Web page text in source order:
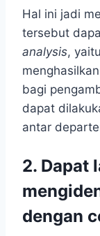
Hal ini jadi
tersebut
analysis,
menghasilkan
bagi
dapat
antar
2. Dapat
dengan